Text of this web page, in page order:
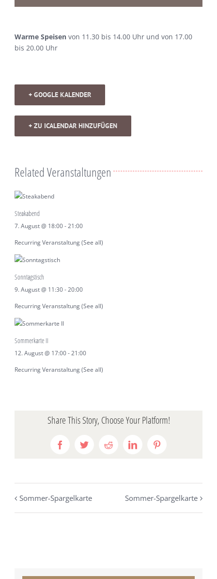
Warme Speisen von 11.30 bis 14.00 Uhr und von 17.00
bis 20.00 Uhr
+ GOOGLE KALENDER
+ ZU ICALENDAR HINZUFÜGEN
Related Veranstaltungen
Steakabend
7. August @ 18:00-21:00
Recurring Veranstaltung(See all)
Sonntagstisch
9. August @ 11:30-20:00
Recurring Veranstaltung(See all)
Sommerkarte II
12. August @ 17:00-21:00
Recurring Veranstaltung(See all)
Share This Story, Choose Your Platform!
FacebookTwitterRedditLinkedInPinterest
Sommer-Spargelkarte Sommer-Spargelkarte